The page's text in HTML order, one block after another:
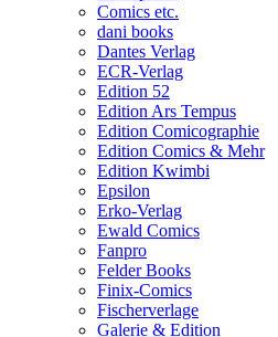
Comics etc.
dani books
Dantes Verlag
ECR-Verlag
Edition 52
Edition Ars Tempus
Edition Comicographie
Edition Comics & Mehr
Edition Kwimbi
Epsilon
Erko-Verlag
Ewald Comics
Fanpro
Felder Books
Finix-Comics
Fischerverlage
Galerie & Edition